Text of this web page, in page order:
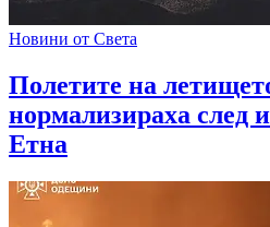
Новини от Света
Полетите на
нормализираха след
Етна